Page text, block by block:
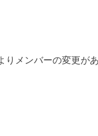
メンバーの変更が